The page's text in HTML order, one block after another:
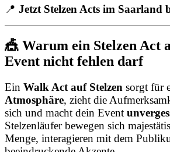
📍 Jetzt Stelzen Acts im Saarland
🎪 Warum ein Stelzen Act
Event nicht fehlen darf
Ein Walk Act auf Stelzen sorgt für
Atmosphäre, zieht die
sich und macht dein Event
Stelzenläufer bewegen sich
Menge, interagieren mit dem